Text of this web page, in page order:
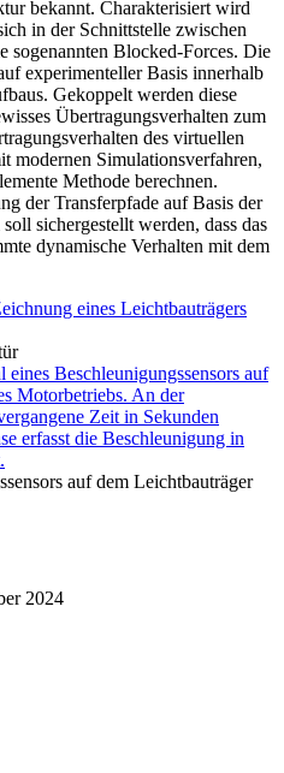
bekannt. Charakterisiert wird
in der Schnittstelle zwischen
sogenannten Blocked-Forces. Die
experimenteller Basis innerhalb
Gekoppelt werden diese
Übertragungsverhalten zum
des virtuellen
modernen Simulationsverfahren,
Methode berechnen.
der Transferpfade auf Basis der
sichergestellt werden, dass das
dynamische Verhalten mit dem
auf dem Leichtbauträger
2024